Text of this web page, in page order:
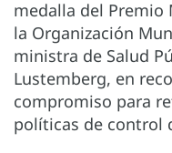
medalla del Premio
la Organización
ministra de Salud
Lustemberg, en
compromiso para
políticas de control